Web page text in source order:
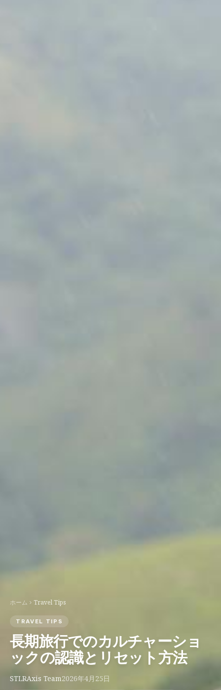
ホーム Travel Tips
TRAVEL TIPS
長期旅行でのカルチャーショ
ックの認識とリセット方法
STLRAxis Team2026年4月25日